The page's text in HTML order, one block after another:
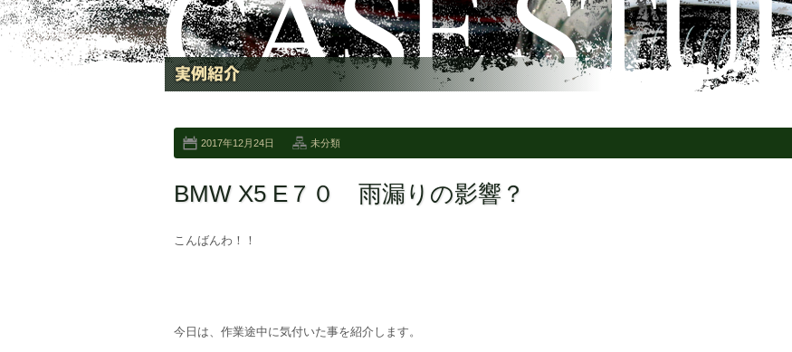
2017年12月24日 未分類
BMW X5 E７０ 雨漏りの影響？
こんばんわ！！
今日は、作業途中に気付いた事を紹介します。